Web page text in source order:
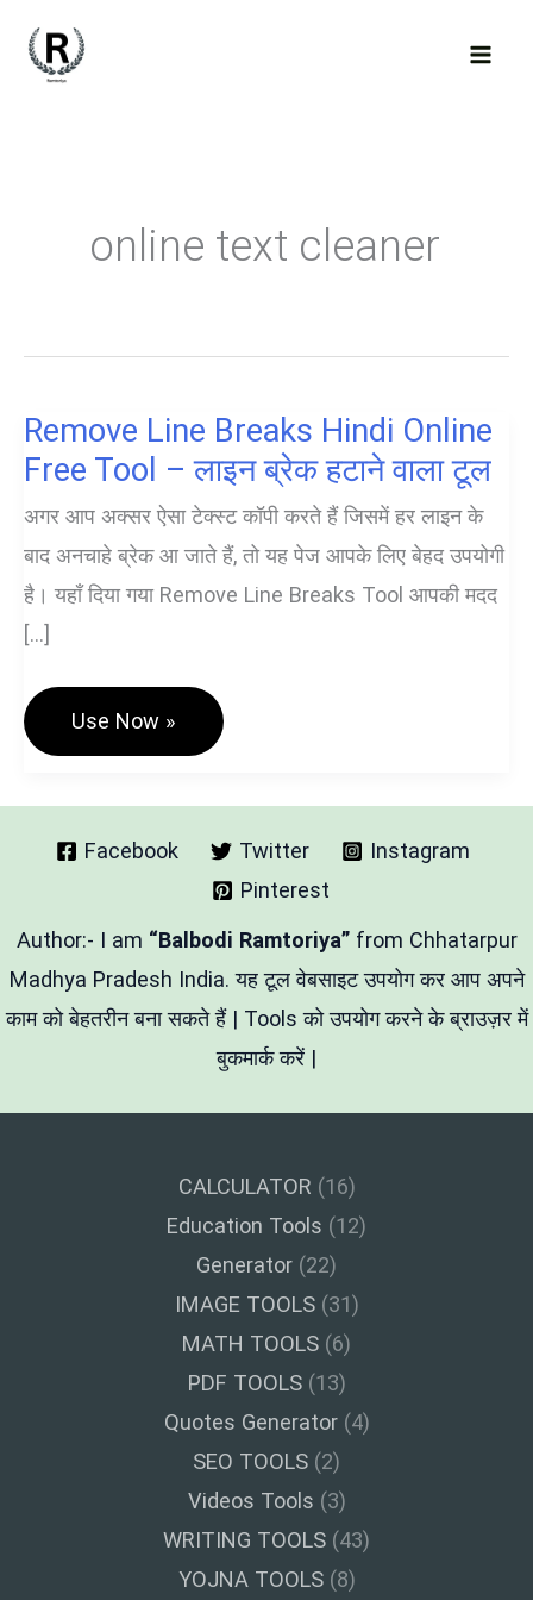
online text cleaner
Remove Line Breaks Hindi Online
Free Tool – लाइन ब्रेक हटाने वाला टूल
अगर आप अक्सर ऐसा टेक्स्ट कॉपी करते हैं जिसमें हर लाइन के
बाद अनचाहे ब्रेक आ जाते हैं, तो यह पेज आपके लिए बेहद उपयोगी
है। यहाँ दिया गया Remove Line Breaks Tool आपकी मदद
[…]
Remove
Breaks
Online
Tool
–
हटाने
वाला
टूल
Use Now »
Facebook Twitter
Instagram
Pinterest
Author:- I am “Balbodi Ramtoriya” from Chhatarpur
Madhya Pradesh India. यह टूल वेबसाइट उपयोग कर आप अपने
काम को बेहतरीन बना सकते हैं | Tools को उपयोग करने के ब्राउज़र में
बुकमार्क करें |
CALCULATOR (16)
Education Tools (12)
Generator (22)
IMAGE TOOLS(31)
MATH TOOLS (6)
PDF TOOLS(13)
Quotes Generator(4)
SEO TOOLS (2)
Videos Tools (3)
WRITING TOOLS (43)
YOJNA TOOLS(8)